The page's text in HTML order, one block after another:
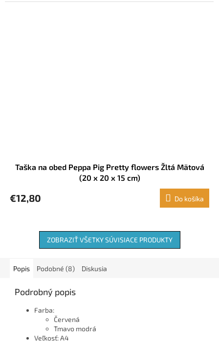
Taška na obed Peppa Pig Pretty flowers Žltá Mätová
(20 x 20 x 15 cm)
€12,80 Do košíka
ZOBRAZIŤ VŠETKY SÚVISIACE PRODUKTY
Popis Podobné (8) Diskusia
Podrobný popis
Farba:
Červená
Tmavo modrá
Veľkosť: A4